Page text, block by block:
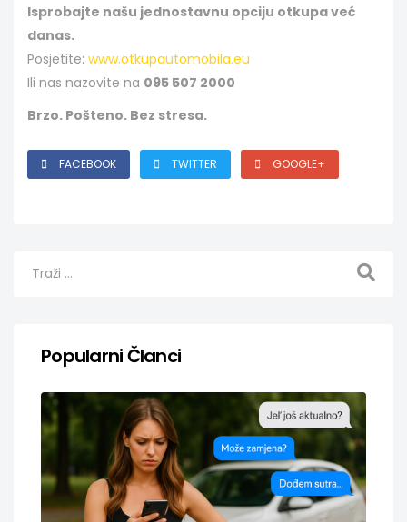
Isprobajte našu jednostavnu opciju otkupa već
danas.
Posjetite: www.otkupautomobila.eu
Ili nas nazovite na 095 507 2000
Brzo. Pošteno. Bez stresa.
FACEBOOK TWITTER GOOGLE+
Popularni Članci